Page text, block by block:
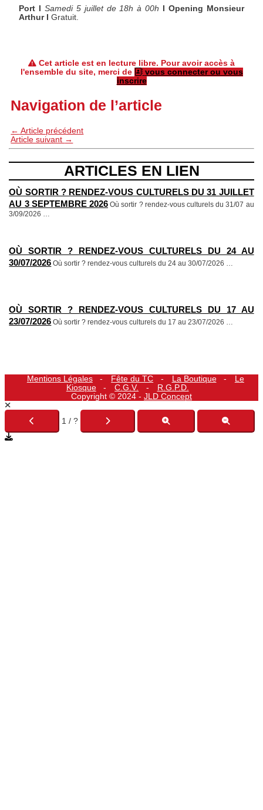
Port I Samedi 5 juillet de 18h à 00h I Opening Monsieur
Arthur I
Gratuit.
Cet article est en lecture libre. Pour avoir accès à
l'ensemble du site, merci de
vous connecter ou vous
inscrire
Navigation de l’article
← Article précédent
Article suivant →
ARTICLES EN LIEN
OÙ SORTIR ? RENDEZ-VOUS CULTURELS DU 31 JUILLET
AU 3 SEPTEMBRE 2026 Où sortir ? rendez-vous culturels du 31/07 au
3/09/2026
OÙ SORTIR ? RENDEZ-VOUS CULTURELS DU 24 AU
30/07/2026 Où sortir ? rendez-vous culturels du 24 au 30/07/2026
OÙ SORTIR ? RENDEZ-VOUS CULTURELS DU 17 AU
23/07/2026 Où sortir ? rendez-vous culturels du 17 au 23/07/2026
Mentions Légales Fête du TC La Boutique
Le
Kiosque
C.G.V.
R.G.P.D.
Copyright © 2024 - JLD Concept
1 / ?